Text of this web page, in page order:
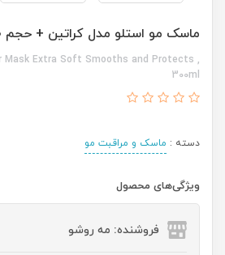
ماسک مو استلو مدل کراتین + حجم 300 میلی لیتر
Mask Extra Soft Smooths and Protects ,
300ml
دسته : ماسک و مراقبت مو
ویژگی‌های محصول
فروشنده: مه رو‌شو